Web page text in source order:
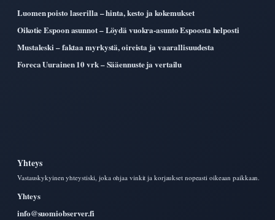
Luomen poisto laserilla – hinta, kesto ja kokemukset
Oikotie Espoon asunnot – Löydä vuokra-asunto Espoosta helposti
Mustaleski – faktaa myrkystä, oireista ja vaarallisuudesta
Foreca Uurainen 10 vrk – Sääennuste ja vertailu
Yhteys
Vastauskykyinen yhteystiski, joka ohjaa vinkit ja korjaukset nopeasti oikeaan paikkaan.
Yhteys
info@suomiobserver.fi